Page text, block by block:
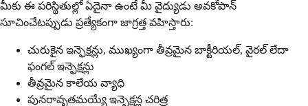
మీకు ఈ పరిస్థితుల్లో ఏదైనా ఉంటే మీ వైద్యుడు అవకోపాన్
సూచించేటప్పుడు ప్రత్యేకంగా జాగ్రత్త వహిస్తారు:
చురుకైన ఇన్ఫెక్షన్లు, ముఖ్యంగా తీవ్రమైన బాక్టీరియల్, వైరల్ లేదా
ఫంగల్ ఇన్ఫెక్షన్లు
తీవ్రమైన కాలేయ వ్యాధి
పునరావృతమయ్యే ఇన్ఫెక్షన్ల చరిత్ర